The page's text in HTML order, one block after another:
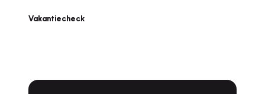
Vakantiecheck